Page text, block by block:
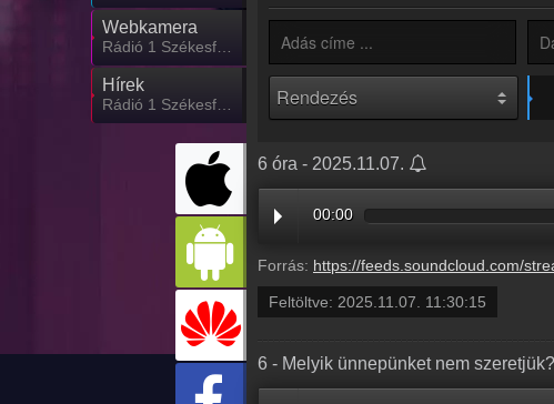
Webkamera
Rádió 1 Székesfehérvár webkamera, élőkép
Hírek
Rádió 1 Székesfehérvár kapcsolatos hírek
6 óra - 2025.11.07.
00:00
Forrás: https://feeds.soundcloud.com/stream/2208431945-radio1hungary-22f4c679-ca99-4e9d-807b-
Feltöltve: 2025.11.07. 11:30:15
6 - Melyik ünnepünket nem